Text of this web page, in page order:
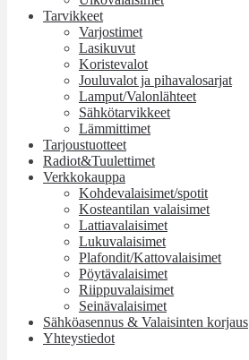
Tarvikkeet
Varjostimet
Lasikuvut
Koristevalot
Jouluvalot ja pihavalosarjat
Lamput/Valonlähteet
Sähkötarvikkeet
Lämmittimet
Tarjoustuotteet
Radiot&Tuulettimet
Verkkokauppa
Kohdevalaisimet/spotit
Kosteantilan valaisimet
Lattiavalaisimet
Lukuvalaisimet
Plafondit/Kattovalaisimet
Pöytävalaisimet
Riippuvalaisimet
Seinävalaisimet
Sähköasennus & Valaisinten korjaus
Yhteystiedot